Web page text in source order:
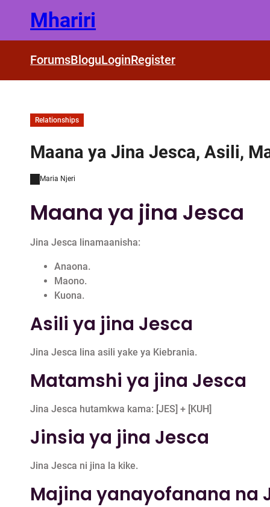
content
Mhariri
ForumsBloguLoginRegister
Relationships
Maana ya Jina Jesca, Asili,
Maria Njeri
Maana ya jina Jesca
Jina Jesca linamaanisha:
Anaona.
Maono.
Kuona.
Asili ya jina Jesca
Jina Jesca lina asili yake ya Kiebrania.
Matamshi ya jina Jesca
Jina Jesca hutamkwa kama: [JES] + [KUH]
Jinsia ya jina Jesca
Jina Jesca ni jina la kike.
Majina yanayofanana na